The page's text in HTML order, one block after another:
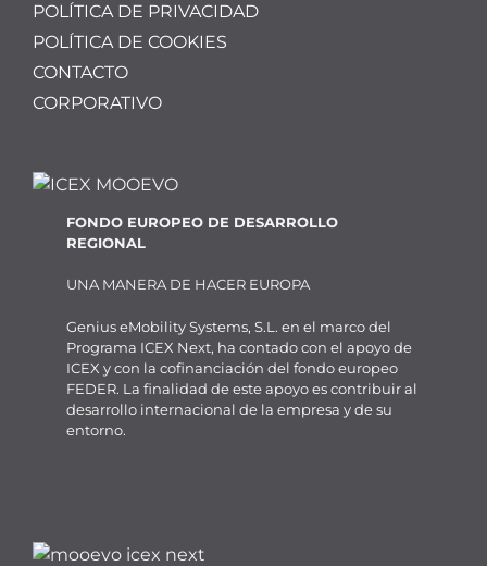
POLÍTICA DE PRIVACIDAD
POLÍTICA DE COOKIES
CONTACTO
CORPORATIVO
FONDO EUROPEO DE DESARROLLO
REGIONAL
UNA MANERA DE HACER EUROPA
Genius eMobility Systems, S.L. en el marco del
Programa ICEX Next, ha contado con el apoyo de
ICEX y con la cofinanciación del fondo europeo
FEDER. La finalidad de este apoyo es contribuir al
desarrollo internacional de la empresa y de su
entorno.